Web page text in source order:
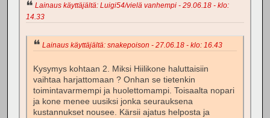
Lainaus käyttäjältä: Luigi54/vielä vanhempi - 29.06.18 - klo:
14.33
Lainaus käyttäjältä: snakepoison - 27.06.18 - klo: 16.43
Kysymys kohtaan 2. Miksi Hiilikone haluttaisiin
vaihtaa harjattomaan ? Onhan se tietenkin
toimintavarmempi ja huolettomampi. Toisaalta nopari
ja kone menee uusiksi jonka seurauksena
kustannukset nousee. Kärsii ajatus helposta ja